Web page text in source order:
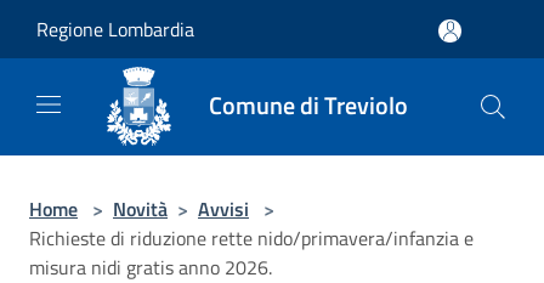
Regione Lombardia
Comune di Treviolo
Home > Novità > Avvisi >
Richieste di riduzione rette nido/primavera/infanzia e
misura nidi gratis anno 2026.